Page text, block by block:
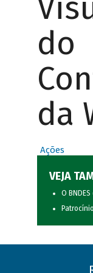
do
da
Ações
VEJA
O